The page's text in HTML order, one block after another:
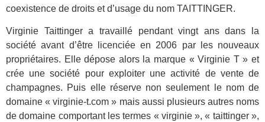
coexistence de droits et d’usage du nom TAITTINGER.
Virginie Taittinger a travaillé pendant vingt ans dans la
société avant d’être licenciée en 2006 par les nouveaux
propriétaires. Elle dépose alors la marque « Virginie T » et
crée une société pour exploiter une activité de vente de
champagnes. Puis elle réserve non seulement le nom de
domaine « virginie-t.com » mais aussi plusieurs autres noms
de domaine comportant les termes « virginie », « taittinger »,